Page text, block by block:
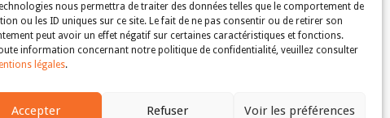
nous permettra de traiter des données telles que le comportement de
ou les ID uniques sur ce site. Le fait de ne pas consentir ou de retirer son
peut avoir un effet négatif sur certaines caractéristiques et fonctions.
information concernant notre politique de confidentialité, veuillez consulter
légales.
Accepter Refuser Voir les préférences
des droits et libertés fondamentaux
| Tous droits réservés